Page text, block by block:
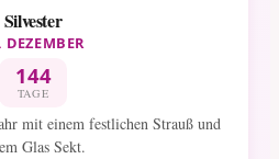
Silvester
DEZEMBER
144
TAGE
mit einem festlichen Strauß und
Glas Sekt.